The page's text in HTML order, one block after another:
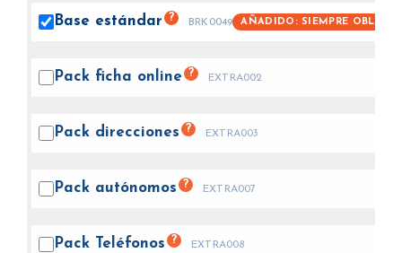
Base estándar ? BRK0049 AÑADIDO: SIEMPRE
Pack ficha online ? EXTRA002
Pack direcciones ? EXTRA003
Pack autónomos ? EXTRA007
Pack Teléfonos ? EXTRA008